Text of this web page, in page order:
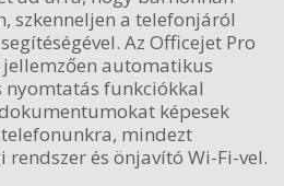
szkenneljen a telefonjáról
Az Officejet Pro
automatikus
nyomtatás funkciókkal
képesek
mindezt
és önjavító Wi-Fi-vel.